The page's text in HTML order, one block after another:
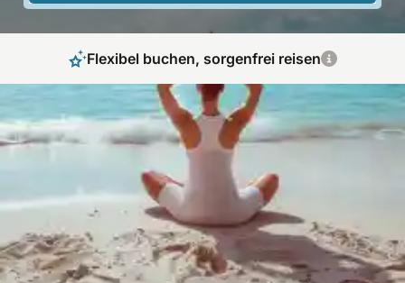
Flexibel buchen, sorgenfrei reisen
Yoga in Spanien: Entspannung unter südlicher
Erleben Sie Yoga in Spanien – zwischen Meer, Bergen und
mediterraner Gelassenheit. Finden Sie innere Ruhe an
traumhaften Orten. Jetzt exklusive Retreats entdecken und
mit wellnessurlaub.com individuell und sorglos buchen!